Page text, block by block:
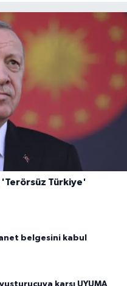
'Terörsüz Türkiye'
belgesini kabul